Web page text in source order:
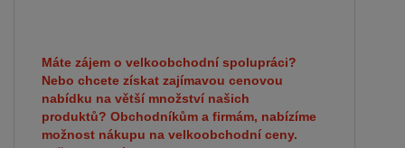
Máte zájem o velkoobchodní spolupráci?
Nebo chcete získat zajímavou cenovou
nabídku na větší množství našich
produktů? Obchodníkům a firmám, nabízíme
možnost nákupu na velkoobchodní ceny.